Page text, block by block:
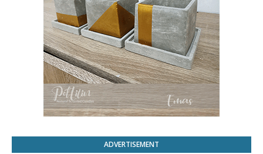
ADVERTISEMENT